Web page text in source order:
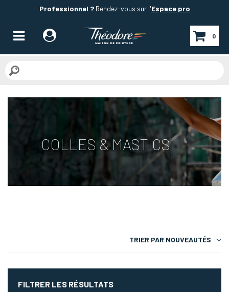
Professionnel ?Rendez-vous sur l'Espace pro
0
COLLES & MASTICS
TRIER PAR NOUVEAUTÉS
FILTRER LES RÉSULTATS